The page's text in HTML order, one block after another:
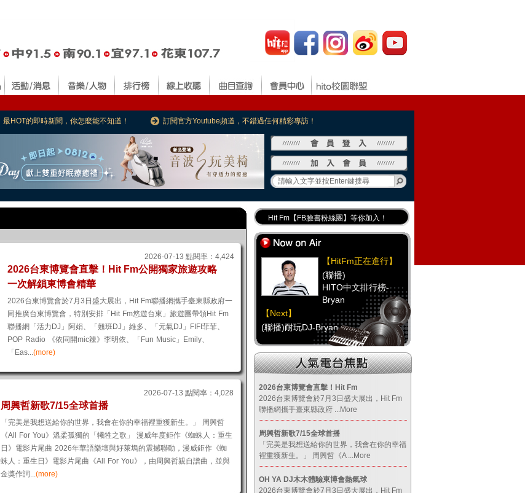
最HOT的即時新聞，你怎麼能不知道！ 訂閱官方Youtube頻道，不錯過任何精彩專訪！
2026-07-13 點閱率：4,424
2026台東博覽會直擊！Hit Fm公開獨家旅遊攻略
一次解鎖東博會精華
2026台東博覽會於7月3日盛大展出，Hit Fm聯播網攜手臺東縣政府一
同推廣台東博覽會，特別安排「Hit Fm悠遊台東」旅遊團帶領Hit Fm
聯播網「活力DJ」阿娟、「翹班DJ」維多、「元氣DJ」FIFI菲菲、
POP Radio 《依同開mic辣》李明依、「Fun Music」Emily、
「Eas...(more)
2026-07-13 點閱率：4,028
周興哲新歌7/15全球首播
「完美是我想送給你的世界，我會在你的幸福裡重獲新生。」 周興哲
《All For You》溫柔孤獨的「犧牲之歌」 漫威年度鉅作《蜘蛛人：重生
日》電影片尾曲 2026年華語樂壇與好萊塢的震撼聯動，漫威鉅作《蜘
蛛人：重生日》電影片尾曲《All For You》，由周興哲親自譜曲，並與
金獎作詞...(more)
Hit Fm【FB臉書粉絲團】等你加入！
最專業《DJ推薦》好音樂千萬別錯過！
好康報報 最新優惠訊息都在這！
Hit Fm的【IG】新鮮又好玩快加入！
【HitFm正在進行】
(聯播)
HITO中文排行榜-
Bryan
【Next】
(聯播)耐玩DJ-Bryan
【HitFm正在進行】
(聯播)
HITO中文排行榜-
Bryan
【Next】
【HitFm正在進行】
HITO中文排行榜-
2026台東博覽會直擊！Hit Fm
2026台東博覽會於7月3日盛大展出，Hit Fm
聯播網攜手臺東縣政府 ...More
周興哲新歌7/15全球首播
「完美是我想送給你的世界，我會在你的幸福
裡重獲新生。」 周興哲《A ...More
OH YA DJ木木體驗東博會熱氣球
2026台東博覽會於7月3日盛大展出，Hit Fm